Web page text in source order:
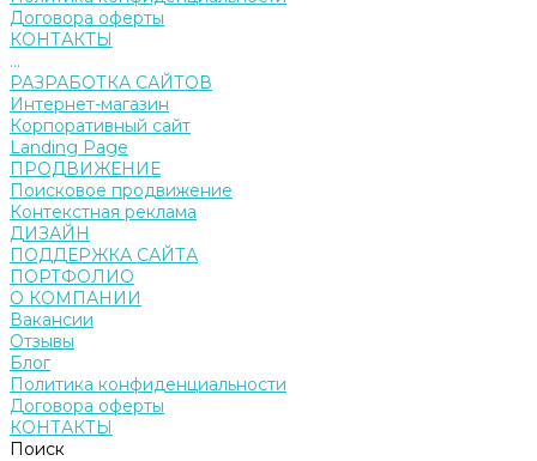
Договора оферты
КОНТАКТЫ
...
РАЗРАБОТКА САЙТОВ
Интернет-магазин
Корпоративный сайт
Landing Page
ПРОДВИЖЕНИЕ
Поисковое продвижение
Контекстная реклама
ДИЗАЙН
ПОДДЕРЖКА САЙТА
ПОРТФОЛИО
О КОМПАНИИ
Вакансии
Отзывы
Блог
Политика конфиденциальности
Договора оферты
КОНТАКТЫ
Поиск